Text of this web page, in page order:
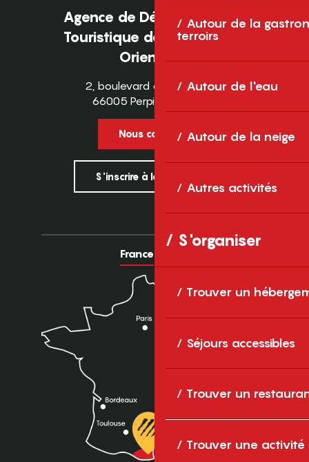
Autour de la
terroirs
Autour de l'eau
Autour de la neige
Autres activités
S'organiser
Trouver un
Séjours accessibles
Trouver un
Trouver une activité
Agence de Développement
Touristique des Pyrénées-
Orientales
2, boulevard des Pyrénées
66005 Perpignan Cedex
Nous contacter
S'inscrire à la newsletter
France